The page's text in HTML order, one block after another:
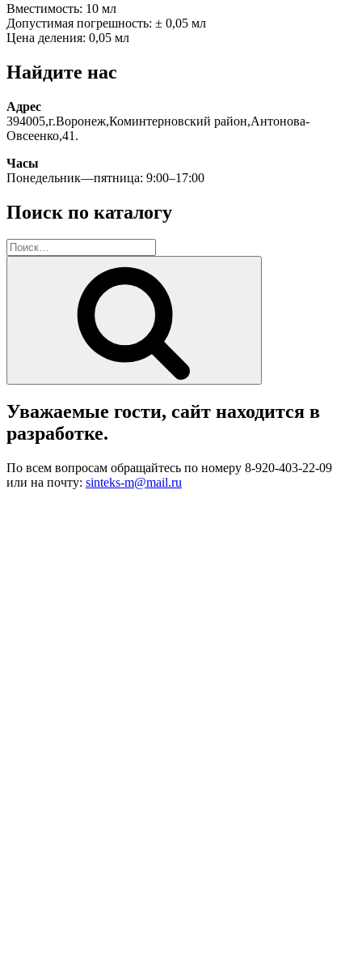
Вместимость: 10 мл
Допустимая погрешность: ± 0,05 мл
Цена деления: 0,05 мл
Найдите нас
Адрес
394005,г.Воронеж,Коминтерновский район,Антонова-
Овсеенко,41.
Часы
Понедельник—пятница: 9:00–17:00
Поиск по каталогу
Искать:
Уважаемые гости, сайт находится в
разработке.
По всем вопросам обращайтесь по номеру 8-920-403-22-09
или на почту: sinteks-m@mail.ru